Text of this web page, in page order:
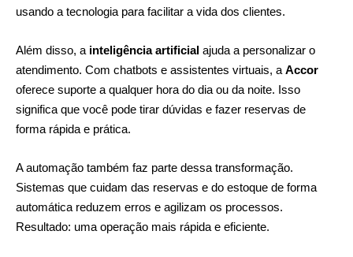
usando a tecnologia para facilitar a vida dos clientes.
Além disso, a inteligência artificial ajuda a personalizar o
atendimento. Com chatbots e assistentes virtuais, a Accor
oferece suporte a qualquer hora do dia ou da noite. Isso
significa que você pode tirar dúvidas e fazer reservas de
forma rápida e prática.
A automação também faz parte dessa transformação.
Sistemas que cuidam das reservas e do estoque de forma
automática reduzem erros e agilizam os processos.
Resultado: uma operação mais rápida e eficiente.